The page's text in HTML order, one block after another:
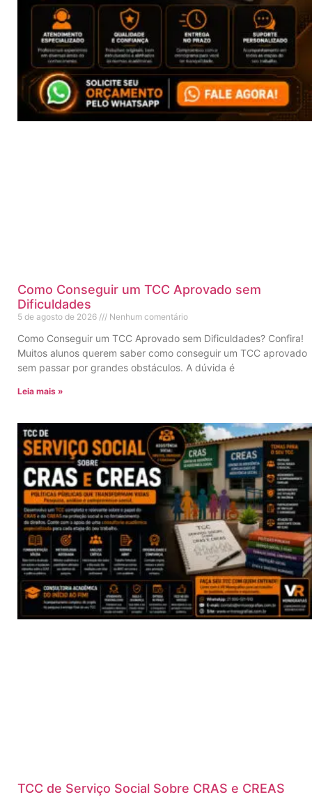
Como Conseguir um TCC Aprovado sem
Dificuldades
5 de agosto de 2026 Nenhum comentário
Como Conseguir um TCC Aprovado sem Dificuldades? Confira!
Muitos alunos querem saber como conseguir um TCC aprovado
sem passar por grandes obstáculos. A dúvida é
Leia mais »
TCC de Serviço Social Sobre CRAS e CREAS